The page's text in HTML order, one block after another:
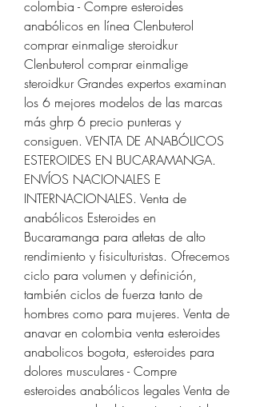
colombia - Compre esteroides
anabólicos en línea Clenbuterol
comprar einmalige steroidkur
Clenbuterol comprar einmalige
steroidkur Grandes expertos examinan
los 6 mejores modelos de las marcas
más ghrp 6 precio punteras y
consiguen. VENTA DE ANABÓLICOS
ESTEROIDES EN BUCARAMANGA.
ENVÍOS NACIONALES E
INTERNACIONALES. Venta de
anabólicos Esteroides en
Bucaramanga para atletas de alto
rendimiento y fisiculturistas. Ofrecemos
ciclo para volumen y definición,
también ciclos de fuerza tanto de
hombres como para mujeres. Venta de
anavar en colombia venta esteroides
anabolicos bogota, esteroides para
dolores musculares - Compre
esteroides anabólicos legales Venta de